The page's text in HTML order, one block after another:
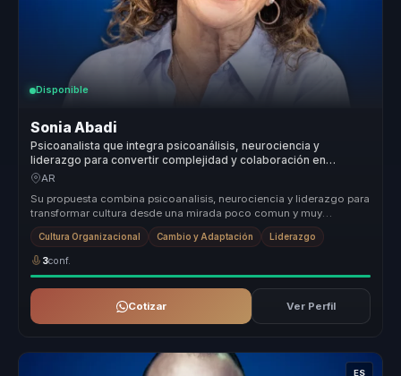
Disponible
Sonia Abadi
Psicoanalista que integra psicoanálisis, neurociencia y
liderazgo para convertir complejidad y colaboración en
mejores decisiones para directivos y equipos.
AR
Su propuesta combina psicoanalisis, neurociencia y liderazgo para
transformar cultura desde una mirada poco comun y muy
estrategica. Hace...
Cultura Organizacional Cambio y Adaptación Liderazgo
3conf.
Cotizar Ver Perfil
ES